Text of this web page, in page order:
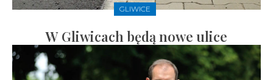
GLIWICE
W Gliwicach będą nowe ulice